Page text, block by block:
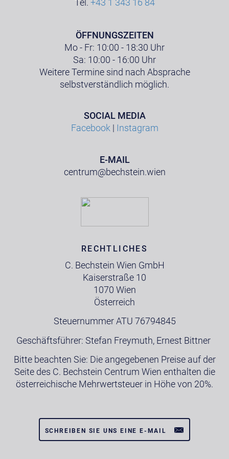
Tel. +43 1 343 16 84
ÖFFNUNGSZEITEN
Mo - Fr: 10:00 - 18:30 Uhr
Sa: 10:00 - 16:00 Uhr
Weitere Termine sind nach Absprache
selbstverständlich möglich.
SOCIAL MEDIA
Facebook| Instagram
E-MAIL
centrum@bechstein.wien
RECHTLICHES
C. Bechstein Wien GmbH
Kaiserstraße 10
1070 Wien
Österreich
Steuernummer ATU 76794845
Geschäftsführer: Stefan Freymuth, Ernest Bittner
Bitte beachten Sie: Die angegebenen Preise auf der
Seite des C. Bechstein Centrum Wien enthalten die
österreichische Mehrwertsteuer in Höhe von 20%.
SCHREIBEN SIE UNS EINE E-MAIL